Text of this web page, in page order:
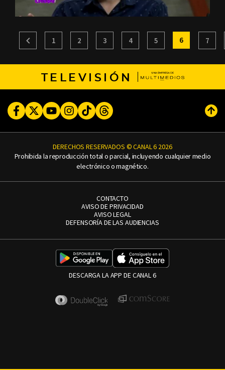
1 2 3 4 5 6 7
TELEVISIÓN
FacebookTwitterYoutubeInstagram
TikTokThreads
DERECHOS RESERVADOS © CANAL 6 2026
Prohibida la reproducción total o parcial, incluyendo cualquier medio
electrónico o magnético.
CONTACTO
AVISO DE PRIVACIDAD
AVISO LEGAL
DEFENSORÍA DE LAS AUDIENCIAS
DESCARGA LA APP DE CANAL 6